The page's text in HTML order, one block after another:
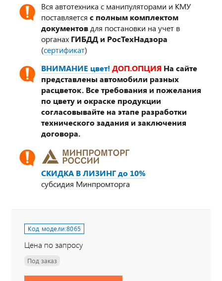
Вся автотехника с манипуляторами и КМУ
поставляется с полным комплектом
документов для постановки на учет в
органах ГИБДД и РосТехНадзора
(сертификат)
ВНИМАНИЕ цвет! ДОП.ОПЦИЯ На сайте
представлены автомобили разных
расцветок. Все требования и пожелания
по цвету и окраске продукции
согласовывайте на этапе разработки
технического задания и заключения
договора.
СКИДКА В ЛИЗИНГ до 10%
субсидия Минпромторга
Код модели:8065
Цена по запросу
Под заказ